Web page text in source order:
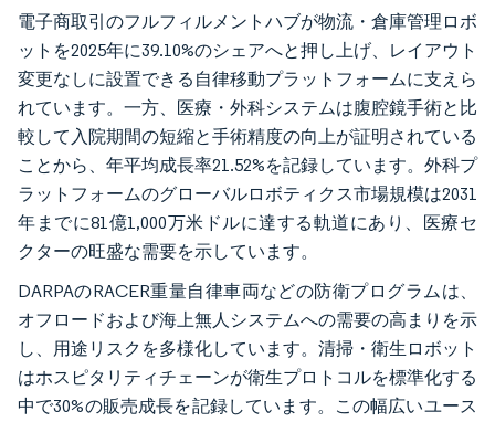
電子商取引のフルフィルメントハブが物流・倉庫管理ロボ
ットを2025年に39.10%のシェアへと押し上げ、レイアウト
変更なしに設置できる自律移動プラットフォームに支えら
れています。一方、医療・外科システムは腹腔鏡手術と比
較して入院期間の短縮と手術精度の向上が証明されている
ことから、年平均成長率21.52%を記録しています。外科プ
ラットフォームのグローバルロボティクス市場規模は2031
年までに81億1,000万米ドルに達する軌道にあり、医療セ
クターの旺盛な需要を示しています。
DARPAのRACER重量自律車両などの防衛プログラムは、
オフロードおよび海上無人システムへの需要の高まりを示
し、用途リスクを多様化しています。清掃・衛生ロボット
はホスピタリティチェーンが衛生プロトコルを標準化する
中で30%の販売成長を記録しています。この幅広いユース